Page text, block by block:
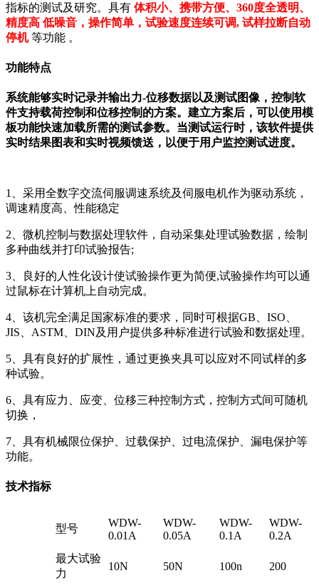
指标的测试及研究。具有 体积小、携带方便、360度全透明、
精度高 低噪音，操作简单，试验速度连续可调, 试样拉断自动
停机等功能 。
功能特点
系统能够实时记录并输出力-位移数据以及测试图像，控制软
件支持载荷控制和位移控制的方案。建立方案后，可以使用模
板功能快速加载所需的测试参数。当测试运行时，该软件提供
实时结果图表和实时视频馈送，以便于用户监控测试进度。
1、采用全数字交流伺服调速系统及伺服电机作为驱动系统，
调速精度高、性能稳定
2、微机控制与数据处理软件，自动采集处理试验数据，绘制
多种曲线并打印试验报告;
3、良好的人性化设计使试验操作更为简便,试验操作均可以通
过鼠标在计算机上自动完成。
4、该机完全满足国家标准的要求，同时可根据GB、ISO、
JIS、ASTM、DIN及用户提供多种标准进行试验和数据处理。
5、具有良好的扩展性，通过更换夹具可以应对不同试样的多
种试验。
6、具有应力、应变、位移三种控制方式，控制方式间可随机
切换，
7、具有机械限位保护、过载保护、过电流保护、漏电保护等
功能。
技术指标
型号
WDW-
0.01A
WDW-
0.05A
WDW-
0.1A
WDW-
0.2A
最大试验
力
10N 50N 100n 200